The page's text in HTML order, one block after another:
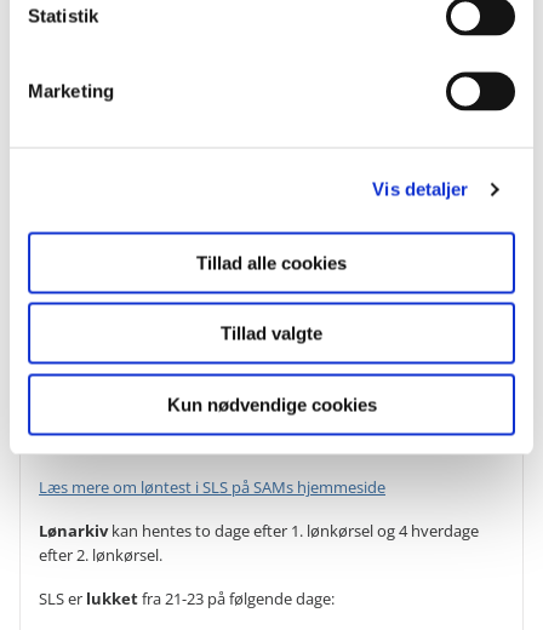
Statistik
Marketing
Vis detaljer
Tillad alle cookies
Tillad valgte
Kun nødvendige cookies
Importér kørselskalenderen til Outlook, så du husker fristerne
Se vejledningen, og hent filerne i Filkassen
LKbetyder lønkørsel
Beregning og udbetaling af løn
LK 2.Beregning og udbetaling af løn og tjenestemandspension
kan ikke afvikles samme dag og dagen efter en
lønkørsel.
Læs mere om løntest i SLS på SAMs hjemmeside
Lønarkivkan hentes to dage efter 1. lønkørsel og 4 hverdage
efter 2. lønkørsel.
SLS er lukketfra 21-23 på følgende dage: